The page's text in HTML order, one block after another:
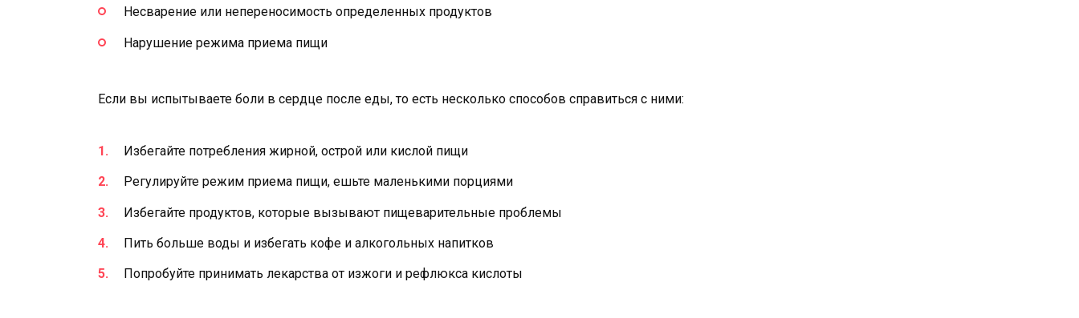
Несварение или непереносимость определенных продуктов
Нарушение режима приема пищи
Если вы испытываете боли в сердце после еды, то есть несколько способов справиться с ними:
Избегайте потребления жирной, острой или кислой пищи
Регулируйте режим приема пищи, ешьте маленькими порциями
Избегайте продуктов, которые вызывают пищеварительные проблемы
Пить больше воды и избегать кофе и алкогольных напитков
Попробуйте принимать лекарства от изжоги и рефлюкса кислоты